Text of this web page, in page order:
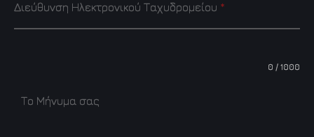
Διεύθυνση Ηλεκτρονικού Ταχυδρομείου *
Το Μήνυμα σας
0 / 1000